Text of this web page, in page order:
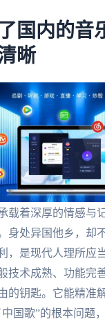
国内的音
晰
载着深厚的情感与
身处异国他乡，却
，是现代人理所应
技术成熟、功能完
的钥匙。它能精准
国歌”的根本问题